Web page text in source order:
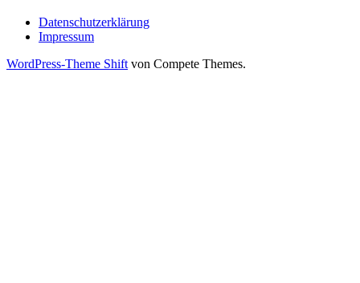
Datenschutzerklärung
Impressum
WordPress-Theme Shift von Compete Themes.